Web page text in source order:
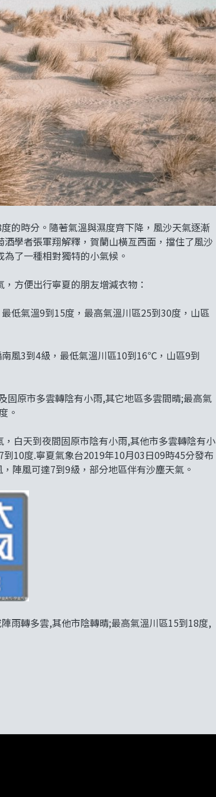
的時分。隨著氣溫與濕度齊下降，風沙天氣逐漸
學者張軍翔解釋，賀蘭山橫亙西面，擋住了風沙
了一種相對獨特的小氣候。
方便出行寧夏的朋友增減衣物：
低氣溫9到15度，最高氣溫川區25到30度，山區
風3到4級，最低氣溫川區10到16℃，山區9到
固原市多雲轉陰有小雨,其它地區多雲間晴;最高氣
。
白天到夜間固原市陰有小雨,其他市多雲轉陰有小
10度.寧夏氣象台2019年10月03日09時45分發布
陣風可達7到9級，部分地區伴有沙塵天氣。
雨轉多雲,其他市陰轉晴;最高氣溫川區15到18度,